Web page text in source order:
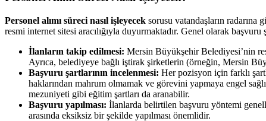
Personel alımı süreci nasıl işleyecek sorusu vatandaşların radarına
resmi internet sitesi aracılığıyla duyurmaktadır. Genel olarak başvuru
İlanların takip edilmesi: Mersin Büyükşehir Belediyesi’nin
Ayrıca, belediyeye bağlı iştirak şirketlerin (örneğin, Mersin
Başvuru şartlarının incelenmesi: Her pozisyon için farklı
haklarından mahrum olmamak ve görevini yapmaya engel
mezuniyeti gibi eğitim şartları da aranabilir.
Başvuru yapılması: İlanlarda belirtilen başvuru yöntemi
arasında eksiksiz bir şekilde yapılması önemlidir.